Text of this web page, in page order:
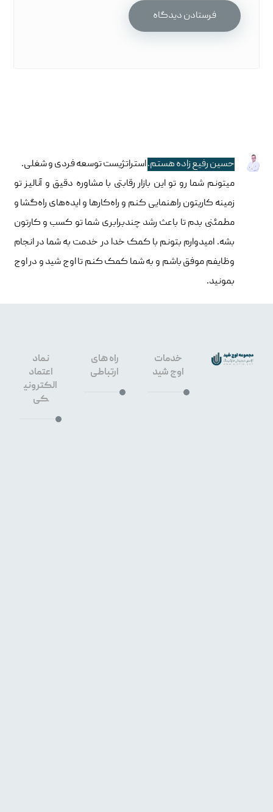
حسین رفیع زاده هستم.استراتژیست توسعه فردی و شغلی.
میتونم شما رو تو این بازار رقابتی با مشاوره دقیق و آنالیز تو
زمینه کاریتون راهنمایی کنم و راه‌کارها و ایده‌های راه‌گشا و
مطمئنی بدم تا باعث رشد چندبرابری شما تو کسب و کارتون
بشه. امیدوارم بتونم با کمک خدا در خدمت به شما در انجام
وظایفم موفق باشم و به شما کمک کنم تا اوج شید و در اوج
بمونید.
خدمات
اوج شید
راه های
ارتباطی
نماد
اعتماد
الکترونی
کی